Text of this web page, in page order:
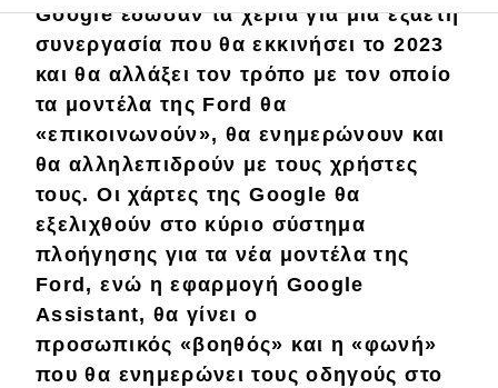
Main navigation
Επικαιρότητα
Νέα μοντέλα
Πρωτότυπα
Ελλάδα
Κόσμος
Τεχνολογία
Αγορά
Google έδωσαν τα χέρια για μια εξαετή
συνεργασία που θα εκκινήσει το 2023
και θα αλλάξει τον τρόπο με τον οποίο
τα μοντέλα της Ford θα
«επικοινωνούν», θα ενημερώνουν και
θα αλληλεπιδρούν με τους χρήστες
τους. Οι χάρτες της Google θα
εξελιχθούν στο κύριο σύστημα
πλοήγησης για τα νέα μοντέλα της
Ford, ενώ η εφαρμογή Google
Assistant, θα γίνει ο
προσωπικός «βοηθός» και η «φωνή»
που θα ενημερώνει τους οδηγούς στο